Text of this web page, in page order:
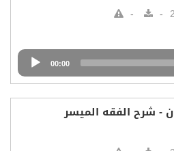
00:00
- شرح الفقه الميسر